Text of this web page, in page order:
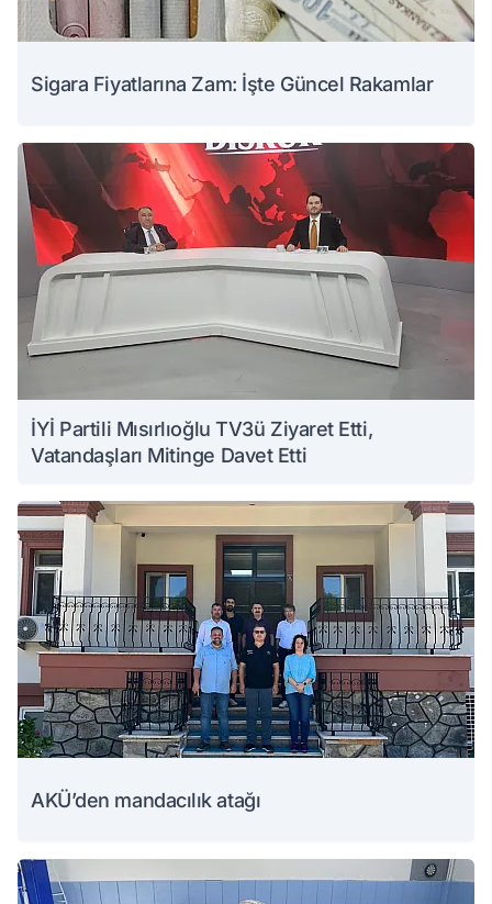
Sigara Fiyatlarına Zam: İşte Güncel Rakamlar
İYİ Partili Mısırlıoğlu TV3ü Ziyaret Etti,
Vatandaşları Mitinge Davet Etti
AKÜ’den mandacılık atağı